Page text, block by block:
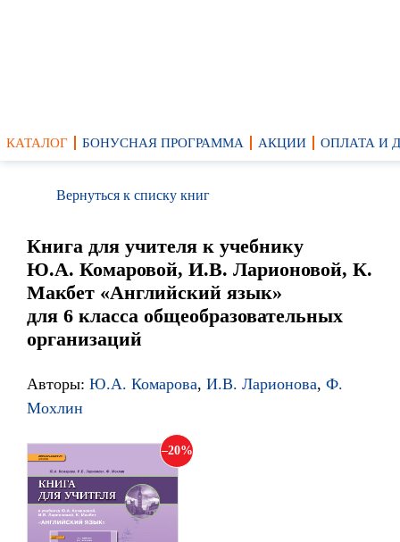
КАТАЛОГ БОНУСНАЯ ПРОГРАММА АКЦИИ ОПЛАТА И
Вернуться к списку книг
Книга для учителя к учебнику
Ю.А. Комаровой, И.В. Ларионовой, К.
Макбет «Английский язык»
для 6 класса общеобразовательных
организаций
Авторы: Ю.А. Комарова, И.В. Ларионова, Ф.
Мохлин
20